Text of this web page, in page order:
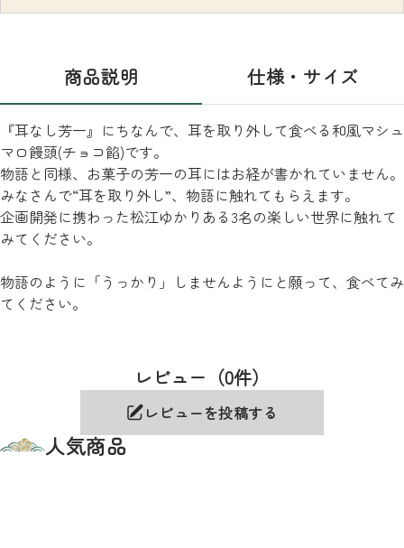
商品説明 仕様・サイズ
『耳なし芳一』にちなんで、耳を取り外して食べる和風マシュ
マロ饅頭(チョコ餡)です。
物語と同様、お菓子の芳一の耳にはお経が書かれていません。
みなさんで“耳を取り外し”、物語に触れてもらえます。
企画開発に携わった松江ゆかりある3名の楽しい世界に触れて
みてください。
物語のように「うっかり」しませんようにと願って、食べてみ
てください。
レビュー（0件）
レビューを投稿する
人気商品